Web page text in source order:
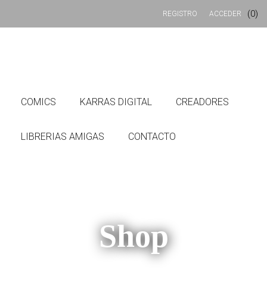
REGISTRO ACCEDER (0)
COMICS KARRAS DIGITAL CREADORES
LIBRERIAS AMIGAS CONTACTO
Shop